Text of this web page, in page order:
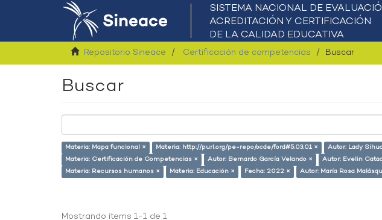
Repositorio Sineace Certificación de competencias Buscar
Buscar
Materia: Mapa funcional × Materia: http://purl.org/pe-repo/ocde/ford#5.03.01 × Autor: Lady
Materia: Certificación de Competencias ×
Autor: Bernardo García Velando × Autor: Evelin
Materia: Recursos humanos ×
Materia: Educación × Fecha: 2022 × Autor: María Rosa
Mostrando ítems 1-1 de 1